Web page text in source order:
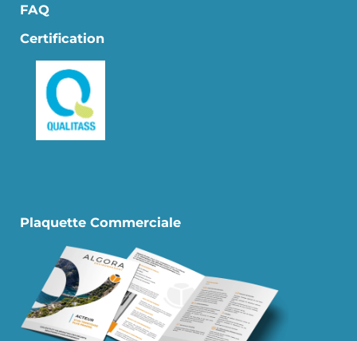
FAQ
Certification
Plaquette Commerciale